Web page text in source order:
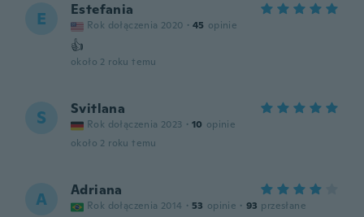
E Estefania
Rok dołączenia 2020 · 45 opinie
👍
około 2 roku temu
S Svitlana
Rok dołączenia 2023 · 10 opinie
około 2 roku temu
A Adriana
Rok dołączenia 2014 · 53 opinie · 93 przesłane